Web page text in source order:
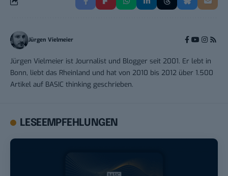
Jürgen Vielmeier
Jürgen Vielmeier ist Journalist und Blogger seit 2001. Er lebt in
Bonn, liebt das Rheinland und hat von 2010 bis 2012 über 1.500
Artikel auf BASIC thinking geschrieben.
LESEEMPFEHLUNGEN